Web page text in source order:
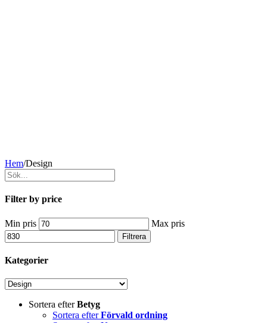
Hem/Design
Filter by price
Min pris Max pris
Filtrera
Kategorier
Sortera efterBetyg
Sortera efterFörvald ordning